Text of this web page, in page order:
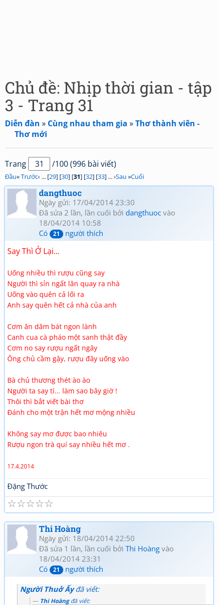
Chủ đề: Nhịp thời gian - tập
3 - Trang 31
Diễn đàn » Cùng nhau tham gia »Thơ thành viên -
Thơ mới
Trang /100 (996 bài viết)
Đầu«Trước‹ ... [29] [30] [31] [32] [33] ... ›Sau »Cuối
dangthuoc
Ngày gửi: 17/04/2014 23:30
Đã sửa 2 lần, lần cuối bởi dangthuoc vào
18/04/2014 10:58
Có
21 người thích
Say Thì Ở Lại...
Uống nhiều thì rượu cũng say
Người thì sỉn ngất lăn quay ra nhà
Uống vào quên cả lối ra
Anh say quên hết cả nhà của anh
Cơm ăn dăm bát ngon lành
Canh cua cà pháo một sanh thật đầy
Cơm no say rượu ngất ngây
Ông chủ cầm gậy, rượu đây uống vào
Bà chủ thương thét ào ào
Người ta say tí... làm sao bây giờ !
Thôi thì bắt viết bài thơ
Đánh cho một trận hết mơ mộng nhiều
Không say mơ được bao nhiêu
Rượu ngon trà quí say nhiều hết mơ .
17.4.2014
Đặng Thước
☆
☆
☆
☆
☆
Thi Hoàng
Ngày gửi: 18/04/2014 22:50
Đã sửa 1 lần, lần cuối bởi Thi Hoàng vào
18/04/2014 23:31
Có
21 người thích
Người Thuở Ấyđã viết:
Thi Hoàngđã viết: